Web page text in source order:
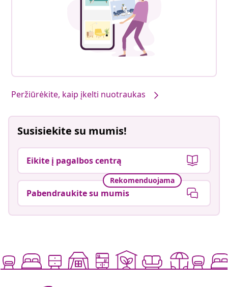
Peržiūrėkite, kaip įkelti nuotraukas
Susisiekite su mumis!
Eikite į pagalbos centrą
Rekomenduojama
Pabendraukite su mumis